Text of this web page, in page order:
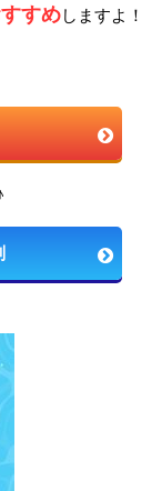
すめしますよ！